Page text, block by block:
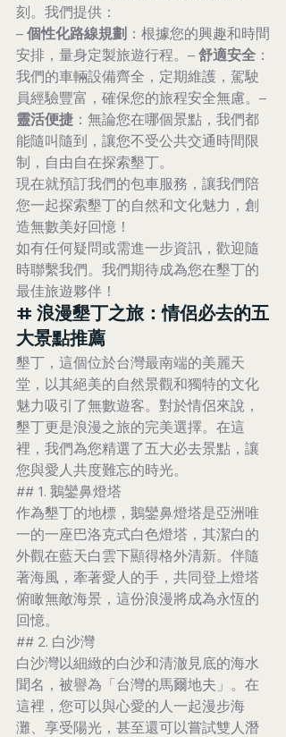
刻。我們提供：
– 個性化路線規劃 ：根據您的興趣和時間
安排，量身定製旅遊行程。– 舒適安全 ：
我們的車輛設備齊全，定期維護，駕駛
員經驗豐富，確保您的旅程安全無慮。–
靈活便捷 ：無論您在哪個景點，我們都
能隨叫隨到，讓您不受公共交通時間限
制，自由自在探索墾丁。
現在就預訂我們的包車服務，讓我們陪
您一起探索墾丁的自然和文化魅力，創
造無數美好回憶！
如有任何疑問或需進一步資訊，歡迎隨
時聯繫我們。我們期待成為您在墾丁的
最佳旅遊夥伴！
# 浪漫墾丁之旅：情侶必去的五
大景點推薦
墾丁，這個位於台灣最南端的美麗天
堂，以其絕美的自然景觀和獨特的文化
魅力吸引了無數遊客。對於情侶來說，
墾丁更是浪漫之旅的完美選擇。在這
裡，我們為您精選了五大必去景點，讓
您與愛人共度難忘的時光。
## 1. 鵝鑾鼻燈塔
作為墾丁的地標，鵝鑾鼻燈塔是亞洲唯
一的一座巴洛克式白色燈塔，其潔白的
外觀在藍天白雲下顯得格外清新。伴隨
著海風，牽著愛人的手，共同登上燈塔
俯瞰無敵海景，這份浪漫將成為永恆的
回憶。
## 2. 白沙灣
白沙灣以細緻的白沙和清澈見底的海水
聞名，被譽為「台灣的馬爾地夫」。在
這裡，您可以與心愛的人一起漫步海
灘、享受陽光，甚至還可以嘗試雙人潛